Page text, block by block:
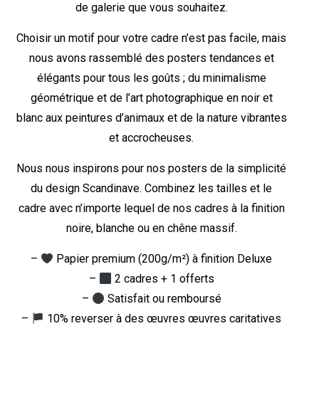
de galerie que vous souhaitez.
Choisir un motif pour votre cadre n’est pas facile, mais
nous avons rassemblé des posters tendances et
élégants pour tous les goûts ; du minimalisme
géométrique et de l’art photographique en noir et
blanc aux peintures d’animaux et de la nature vibrantes
et accrocheuses.
Nous nous inspirons pour nos posters de la simplicité
du design Scandinave. Combinez les tailles et le
cadre avec n’importe lequel de nos cadres à la finition
noire, blanche ou en chêne massif.
–
Papier premium (200g/m²) à finition Deluxe
–
2 cadres + 1 offerts
–
Satisfait ou remboursé
–
10% reverser à des œuvres œuvres caritatives